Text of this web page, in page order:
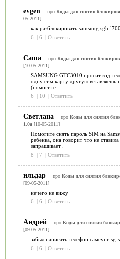
evgen про Коды для снятия
05-2011]
как разблокировать samsung sgh-l700
6
| 6 | Ответить
Саша про Коды для снятия
[10-05-2011]
SAMSUNG GTC3010 просит код
одну сим карту другую вставляешь
(помогите
6
| 10 | Ответить
Светлана про Коды для снятия
1.0a[10-05-2011]
Помогите снять пароль SIM на
ребенка, она говорит что не
запрашивает .
8
| 7 | Ответить
ильдар про Коды для снятия
[09-05-2011]
нечего не вижу
6
| 6 | Ответить
Андрей про Коды для снятия
[09-05-2011]
забыл написать телефон самсунг sg-
6
| 6 | Ответить